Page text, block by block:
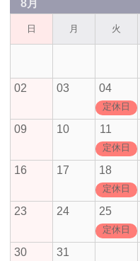
8月
日 月 火
02 03 04
定休日
09 10 11
定休日
16 17 18
定休日
23 24 25
定休日
30 31